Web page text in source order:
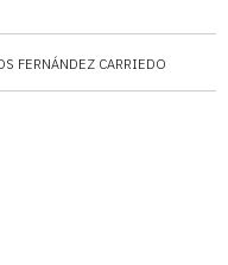
FERNÁNDEZ CARRIEDO